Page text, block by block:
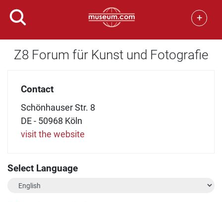
+
Z8 Forum für Kunst und Fotografie
Contact
Schönhauser Str. 8
DE - 50968 Köln
visit the website
Select Language